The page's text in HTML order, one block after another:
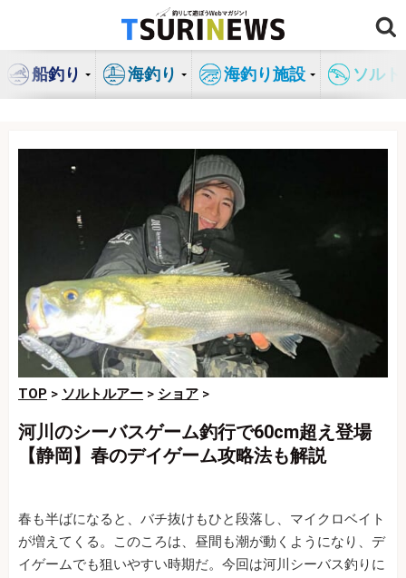
ン
船釣り 海釣り 海釣り施設 ソル
TOP > ソルトルアー > ショア >
河川のシーバスゲーム釣行で60cm超え登場
【静岡】春のデイゲーム攻略法も解説
春も半ばになると、バチ抜けもひと段落し、マイクロベイト
が増えてくる。このころは、昼間も潮が動くようになり、デ
イゲームでも狙いやすい時期だ。今回は河川シーバス釣りに